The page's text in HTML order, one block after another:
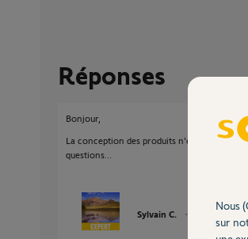
Réponses
Bonjour,
La conception des produits n'est pas de
questions...
Sylvain C. il y a environ 8
Nous
sur